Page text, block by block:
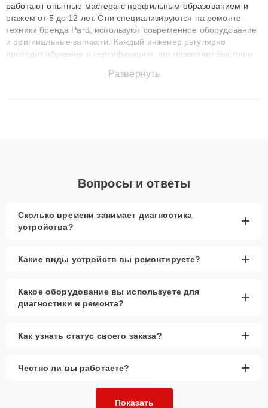
работают опытные мастера с профильным образованием и
стажем от 5 до 12 лет. Они специализируются на ремонте
техники бренда Pard, используют современное оборудование
и оригинальные запчасти. Каждый инженер регулярно
проходит обучение и сертификацию, что позволяет быстро и
сохранением гарантии до 3 лет. Наши мастера решают
Развернуть
Вопросы и ответы
Сколько времени занимает диагностика
устройства?
+
Какие виды устройств вы ремонтируете? +
Какое оборудование вы используете для
диагностики и ремонта?
+
Как узнать статус своего заказа? +
Честно ли вы работаете? +
Показать